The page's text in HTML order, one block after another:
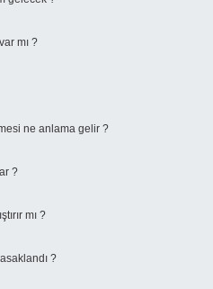
mı ?
ne anlama gelir ?
?
mı ?
?